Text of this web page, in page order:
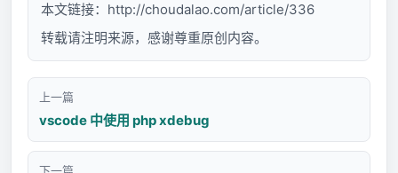
本文链接： http://choudalao.com/article/336
转载请注明来源，感谢尊重原创内容。
上一篇
vscode 中使用 php xdebug